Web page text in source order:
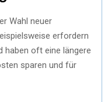
Wahl neuer
erfordern
haben oft eine längere
sparen und für